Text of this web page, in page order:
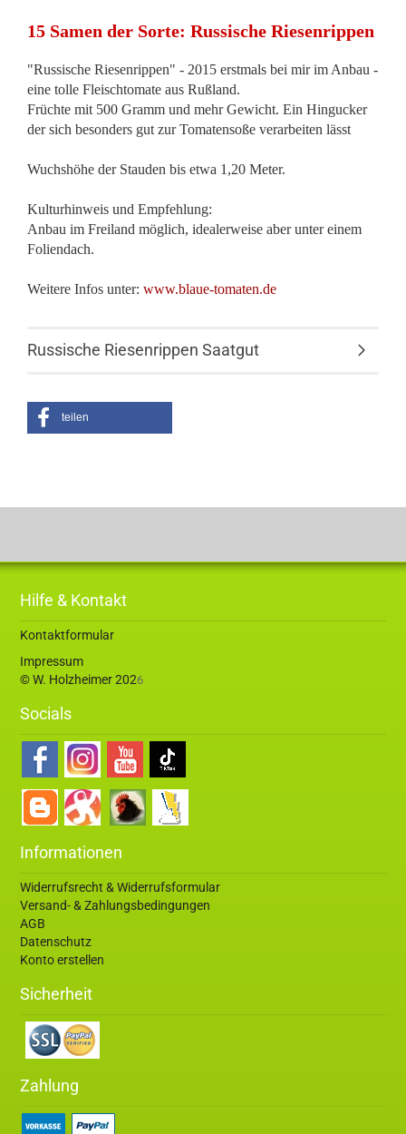
15 Samen der Sorte: Russische Riesenrippen
"Russische Riesenrippen" - 2015 erstmals bei mir im Anbau -
eine tolle Fleischtomate aus Rußland.
Früchte mit 500 Gramm und mehr Gewicht. Ein Hingucker
der sich besonders gut zur Tomatensoße verarbeiten lässt
Wuchshöhe der Stauden bis etwa 1,20 Meter.
Kulturhinweis und Empfehlung:
Anbau im Freiland möglich, idealerweise aber unter einem
Foliendach.
Weitere Infos unter: www.blaue-tomaten.de
Russische Riesenrippen Saatgut
teilen
Hilfe & Kontakt
Kontaktformular
Impressum
© W. Holzheimer 2026
Socials
Informationen
Widerrufsrecht & Widerrufsformular
Versand- & Zahlungsbedingungen
AGB
Datenschutz
Konto erstellen
Sicherheit
Zahlung